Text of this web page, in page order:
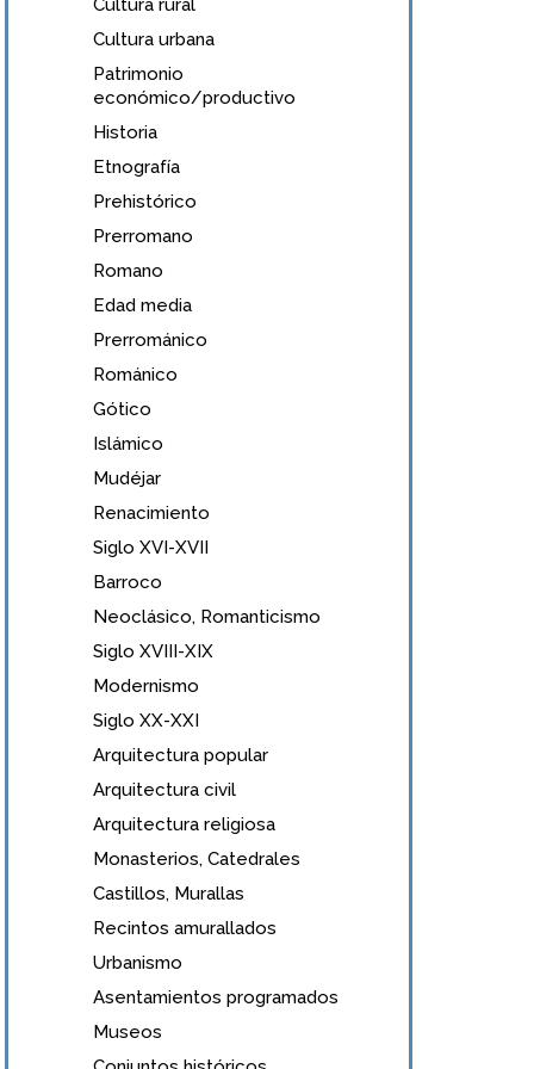
Cultura rural
Cultura urbana
Patrimonio
económico/productivo
Historia
Etnografía
Prehistórico
Prerromano
Romano
Edad media
Prerrománico
Románico
Gótico
Islámico
Mudéjar
Renacimiento
Siglo XVI-XVII
Barroco
Neoclásico, Romanticismo
Siglo XVIII-XIX
Modernismo
Siglo XX-XXI
Arquitectura popular
Arquitectura civil
Arquitectura religiosa
Monasterios, Catedrales
Castillos, Murallas
Recintos amurallados
Urbanismo
Asentamientos programados
Museos